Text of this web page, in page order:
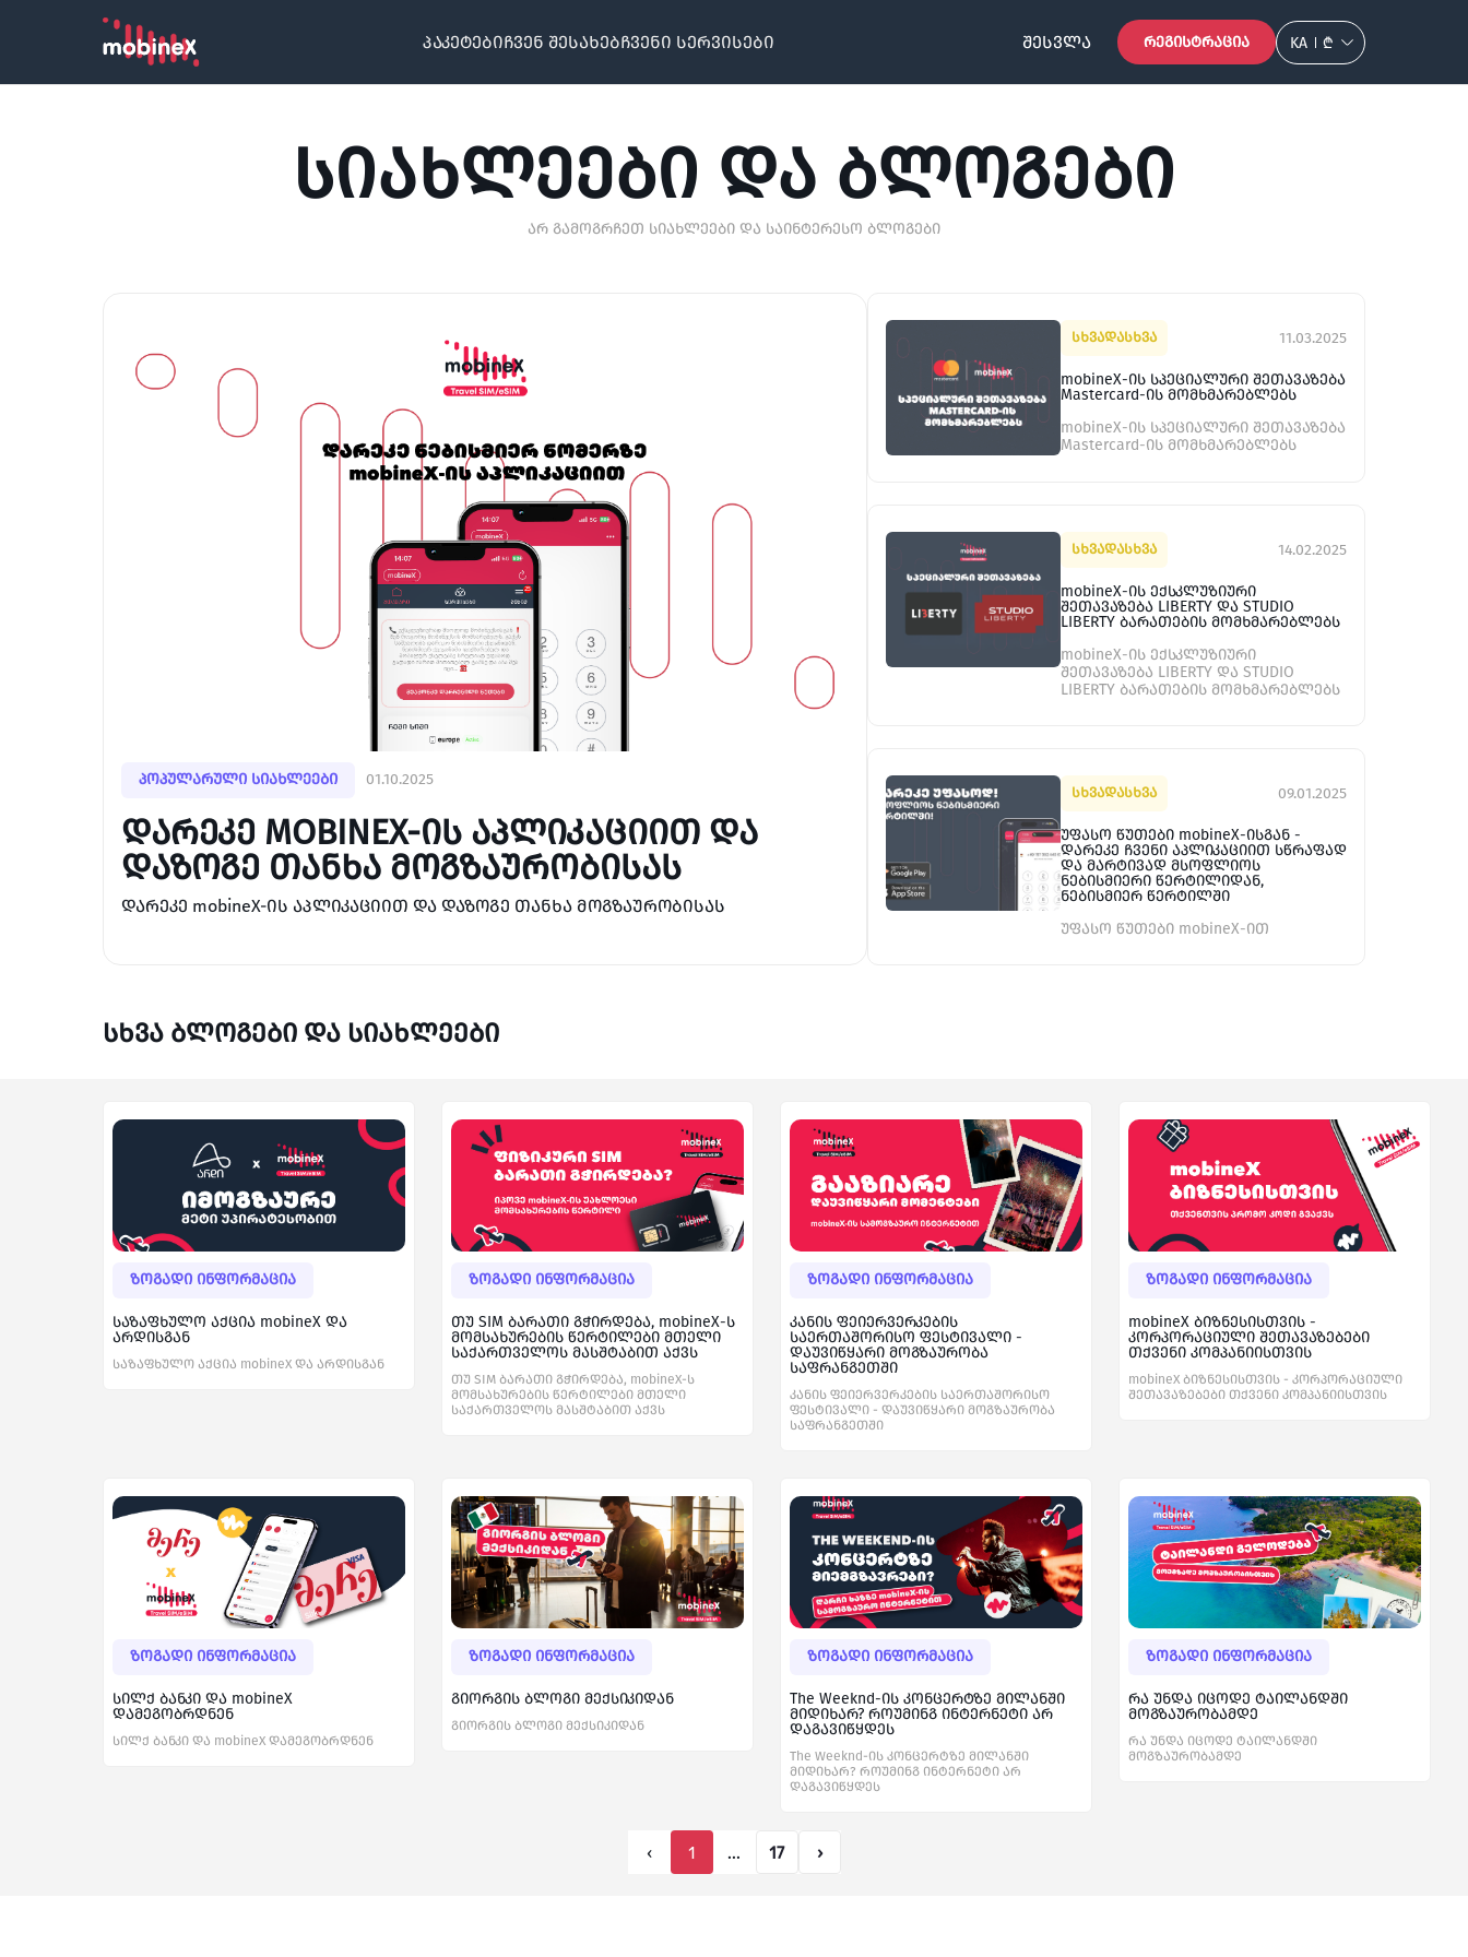
პაკეტებიჩვენ შესახებჩვენი სერვისები ᲨᲔᲡᲕᲚᲐ ᲠᲔᲒᲘᲡᲢᲠᲐᲪᲘᲐ KA ₾
ᲡᲘᲐᲮᲚᲔᲔᲑᲘ ᲓᲐ ᲑᲚᲝᲒᲔᲑᲘ
არ გამოგრჩეთ სიახლეები და საინტერესო ბლოგები
პოპულარული სიახლეები 01.10.2025
ᲓᲐᲠᲔᲙᲔ MOBINEX-ᲘᲡ ᲐᲞᲚᲘᲙᲐᲪᲘᲘᲗ ᲓᲐ
ᲓᲐᲖᲝᲒᲔ ᲗᲐᲜᲮᲐ ᲛᲝᲒᲖᲐᲣᲠᲝᲑᲘᲡᲐᲡ
დარეკე mobineX-ის აპლიკაციით და დაზოგე თანხა მოგზაურობისას
სხვადასხვა 11.03.2025
mobineX-ის სპეციალური შეთავაზება
Mastercard-ის მომხმარებლებს
mobineX-ის სპეციალური შეთავაზება
Mastercard-ის მომხმარებლებს
სხვადასხვა 14.02.2025
mobineX-ის ექსკლუზიური
შეთავაზება LIBERTY და STUDIO
LIBERTY ბარათების მომხმარებლებს
mobineX-ის ექსკლუზიური
შეთავაზება LIBERTY და STUDIO
LIBERTY ბარათების მომხმარებლებს
სხვადასხვა 09.01.2025
უფასო წუთები mobineX-ისგან -
დარეკე ჩვენი აპლიკაციით სწრაფად
და მარტივად მსოფლიოს
ნებისმიერი წერტილიდან,
ნებისმიერ წერტილში
უფასო წუთები mobineX-ით
სხვა ბლოგები და სიახლეები
ზოგადი ინფორმაცია
საზაფხულო აქცია mobineX და
არდისგან
საზაფხულო აქცია mobineX და არდისგან
ზოგადი ინფორმაცია
თუ SIM ბარათი გჭირდება, mobineX-ს
მომსახურების წერტილები მთელი
საქართველოს მასშტაბით აქვს
თუ SIM ბარათი გჭირდება, mobineX-ს
მომსახურების წერტილები მთელი
საქართველოს მასშტაბით აქვს
ზოგადი ინფორმაცია
კანის ფეიერვერკების
საერთაშორისო ფესტივალი -
დაუვიწყარი მოგზაურობა
საფრანგეთში
კანის ფეიერვერკების საერთაშორისო
ფესტივალი - დაუვიწყარი მოგზაურობა
საფრანგეთში
ზოგადი ინფორმაცია
mobineX ბიზნესისთვის -
კორპორაციული შეთავაზებები
თქვენი კომპანიისთვის
mobineX ბიზნესისთვის - კორპორაციული
შეთავაზებები თქვენი კომპანიისთვის
ზოგადი ინფორმაცია
სილქ ბანკი და mobineX
დამეგობრდნენ
სილქ ბანკი და mobineX დამეგობრდნენ
ზოგადი ინფორმაცია
გიორგის ბლოგი მექსიკიდან
გიორგის ბლოგი მექსიკიდან
ზოგადი ინფორმაცია
The Weeknd-ის კონცერტზე მილანში
მიდიხარ? როუმინგ ინტერნეტი არ
დაგავიწყდეს
The Weeknd-ის კონცერტზე მილანში
მიდიხარ? როუმინგ ინტერნეტი არ
დაგავიწყდეს
ზოგადი ინფორმაცია
რა უნდა იცოდე ტაილანდში
მოგზაურობამდე
რა უნდა იცოდე ტაილანდში
მოგზაურობამდე
‹ 1 ... 17 ›